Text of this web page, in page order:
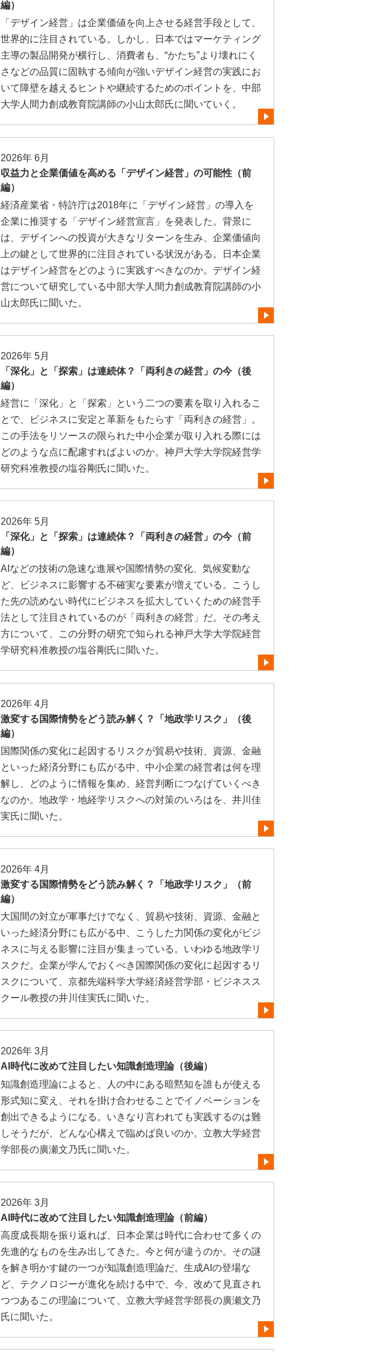
編）
「デザイン経営」は企業価値を向上させる経営手段として、
世界的に注目されている。しかし、日本ではマーケティング
主導の製品開発が横行し、消費者も、“かたち”より壊れにく
さなどの品質に固執する傾向が強いデザイン経営の実践にお
いて障壁を越えるヒントや継続するためのポイントを、中部
大学人間力創成教育院講師の小山太郎氏に聞いていく。
2026年 6月
収益力と企業価値を高める「デザイン経営」の可能性（前
編）
経済産業省・特許庁は2018年に「デザイン経営」の導入を
企業に推奨する「デザイン経営宣言」を発表した。背景に
は、デザインへの投資が大きなリターンを生み、企業価値向
上の鍵として世界的に注目されている状況がある。日本企業
はデザイン経営をどのように実践すべきなのか。デザイン経
営について研究している中部大学人間力創成教育院講師の小
山太郎氏に聞いた。
2026年 5月
「深化」と「探索」は連続体？「両利きの経営」の今（後
編）
経営に「深化」と「探索」という二つの要素を取り入れるこ
とで、ビジネスに安定と革新をもたらす「両利きの経営」。
この手法をリソースの限られた中小企業が取り入れる際には
どのような点に配慮すればよいのか。神戸大学大学院経営学
研究科准教授の塩谷剛氏に聞いた。
2026年 5月
「深化」と「探索」は連続体？「両利きの経営」の今（前
編）
AIなどの技術の急速な進展や国際情勢の変化、気候変動な
ど、ビジネスに影響する不確実な要素が増えている。こうし
た先の読めない時代にビジネスを拡大していくための経営手
法として注目されているのが「両利きの経営」だ。その考え
方について、この分野の研究で知られる神戸大学大学院経営
学研究科准教授の塩谷剛氏に聞いた。
2026年 4月
激変する国際情勢をどう読み解く？「地政学リスク」（後
編）
国際関係の変化に起因するリスクが貿易や技術、資源、金融
といった経済分野にも広がる中、中小企業の経営者は何を理
解し、どのように情報を集め、経営判断につなげていくべき
なのか。地政学・地経学リスクへの対策のいろはを、井川佳
実氏に聞いた。
2026年 4月
激変する国際情勢をどう読み解く？「地政学リスク」（前
編）
大国間の対立が軍事だけでなく、貿易や技術、資源、金融と
いった経済分野にも広がる中、こうした力関係の変化がビジ
ネスに与える影響に注目が集まっている。いわゆる地政学リ
スクだ。企業が学んでおくべき国際関係の変化に起因するリ
スクについて、京都先端科学大学経済経営学部・ビジネスス
クール教授の井川佳実氏に聞いた。
2026年 3月
AI時代に改めて注目したい知識創造理論（後編）
知識創造理論によると、人の中にある暗黙知を誰もが使える
形式知に変え、それを掛け合わせることでイノベーションを
創出できるようになる。いきなり言われても実践するのは難
しそうだが、どんな心構えで臨めば良いのか。立教大学経営
学部長の廣瀬文乃氏に聞いた。
2026年 3月
AI時代に改めて注目したい知識創造理論（前編）
高度成長期を振り返れば、日本企業は時代に合わせて多くの
先進的なものを生み出してきた。今と何が違うのか。その謎
を解き明かす鍵の一つが知識創造理論だ。生成AIの登場な
ど、テクノロジーが進化を続ける中で、今、改めて見直され
つつあるこの理論について、立教大学経営学部長の廣瀬文乃
氏に聞いた。